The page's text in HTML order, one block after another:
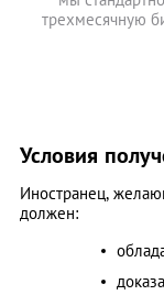
трехмесячную
Условия
Иностранец,
должен: